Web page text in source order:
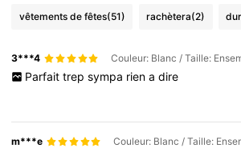
vêtements de fêtes(51) rachètera(2)
3***4
Parfait trep sympa rien a dire
m***e